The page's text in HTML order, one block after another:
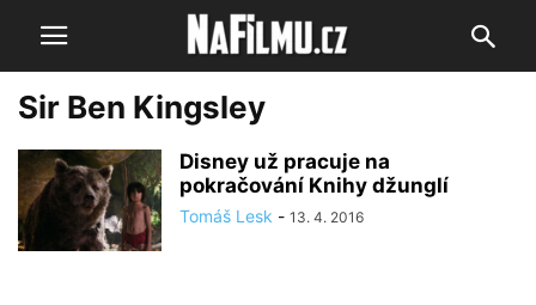
Sir Ben Kingsley
Disney už pracuje na
pokračování Knihy džunglí
Tomáš Lesk - 13. 4. 2016